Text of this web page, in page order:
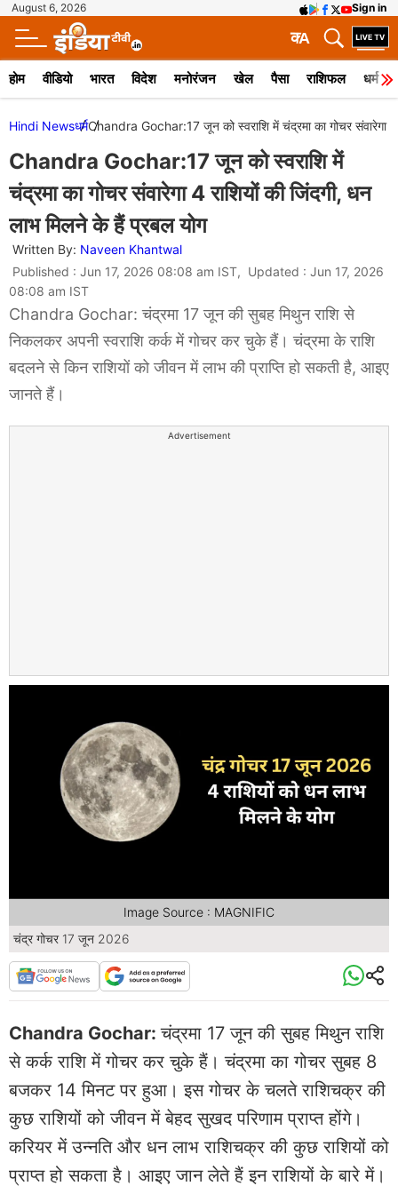
August 6, 2026 Sign in
A
क
होम वीडियो भारत विदेश मनोरंजन खेल पैसा राशिफल धर्म
Hindi Newsधर्मChandra Gochar:17 जून को स्वराशि में चंद्रमा का गोचर संवारेगा
Chandra Gochar:17 जून को स्वराशि में
चंद्रमा का गोचर संवारेगा 4 राशियों की जिंदगी, धन
लाभ मिलने के हैं प्रबल योग
Written By: Naveen Khantwal
Published : Jun 17, 2026 08:08 am IST, Updated : Jun 17, 2026
08:08 am IST
Chandra Gochar: चंद्रमा 17 जून की सुबह मिथुन राशि से
निकलकर अपनी स्वराशि कर्क में गोचर कर चुके हैं। चंद्रमा के राशि
बदलने से किन राशियों को जीवन में लाभ की प्राप्ति हो सकती है, आइए
जानते हैं।
Advertisement
चंद्र गोचर 17 जून 2026
Image Source : MAGNIFIC
Chandra Gochar:चंद्रमा 17 जून की सुबह मिथुन राशि
से कर्क राशि में गोचर कर चुके हैं। चंद्रमा का गोचर सुबह 8
बजकर 14 मिनट पर हुआ। इस गोचर के चलते राशिचक्र की
कुछ राशियों को जीवन में बेहद सुखद परिणाम प्राप्त होंगे।
करियर में उन्नति और धन लाभ राशिचक्र की कुछ राशियों को
प्राप्त हो सकता है। आइए जान लेते हैं इन राशियों के बारे में।